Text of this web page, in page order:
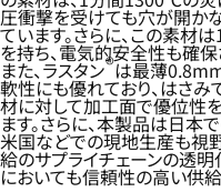
圧衝撃を受けても穴が開か
ています。さらに、この素
を持ち、電気的安全性も確保
また、ラスタン®は最薄
軟性にも優れており、はさ
材に対して加工面で優位性
ます。さらに、本製品は日本
米国などでの現地生産も視
給のサプライチェーンの透
においても信頼性の高い供